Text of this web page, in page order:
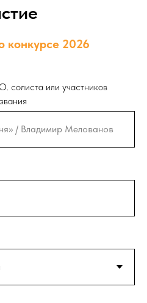
конкурсе 2026
солиста или участников